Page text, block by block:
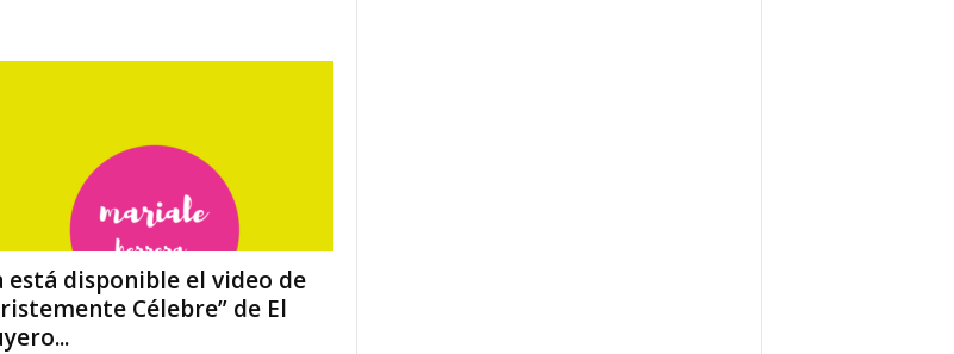
está disponible el video de
Célebre” de El